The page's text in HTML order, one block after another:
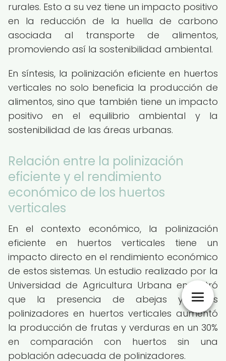
rurales. Esto a su vez tiene un impacto positivo
en la reducción de la huella de carbono
asociada al transporte de alimentos,
promoviendo así la sostenibilidad ambiental.
En síntesis, la polinización eficiente en huertos
verticales no solo beneficia la producción de
alimentos, sino que también tiene un impacto
positivo en el equilibrio ambiental y la
sostenibilidad de las áreas urbanas.
Relación entre la polinización
eficiente y el rendimiento
económico de los huertos
verticales
En el contexto económico, la polinización
eficiente en huertos verticales tiene un
impacto directo en el rendimiento económico
de estos sistemas. Un estudio realizado por la
Universidad de Agricultura Urbana encontró
que la presencia de abejas y otros
polinizadores en huertos verticales aumentó
la producción de frutas y verduras en un 30%
en comparación con huertos sin una
población adecuada de polinizadores.